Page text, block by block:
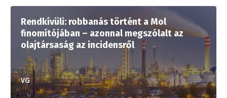
Rendkívüli: robbanás történt a Mol
finomítójában – azonnal megszólalt az
olajtársaság az incidensről
VG